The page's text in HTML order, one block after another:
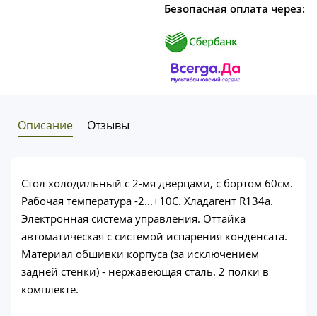
Безопасная оплата через:
Описание Отзывы
Стол холодильный с 2-мя дверцами, с бортом 60см.
Рабочая температура -2...+10С. Хладагент R134a.
Электронная система управления. Оттайка
автоматическая с системой испарения конденсата.
Материал обшивки корпуса (за исключением
задней стенки) - нержавеющая сталь. 2 полки в
комплекте.